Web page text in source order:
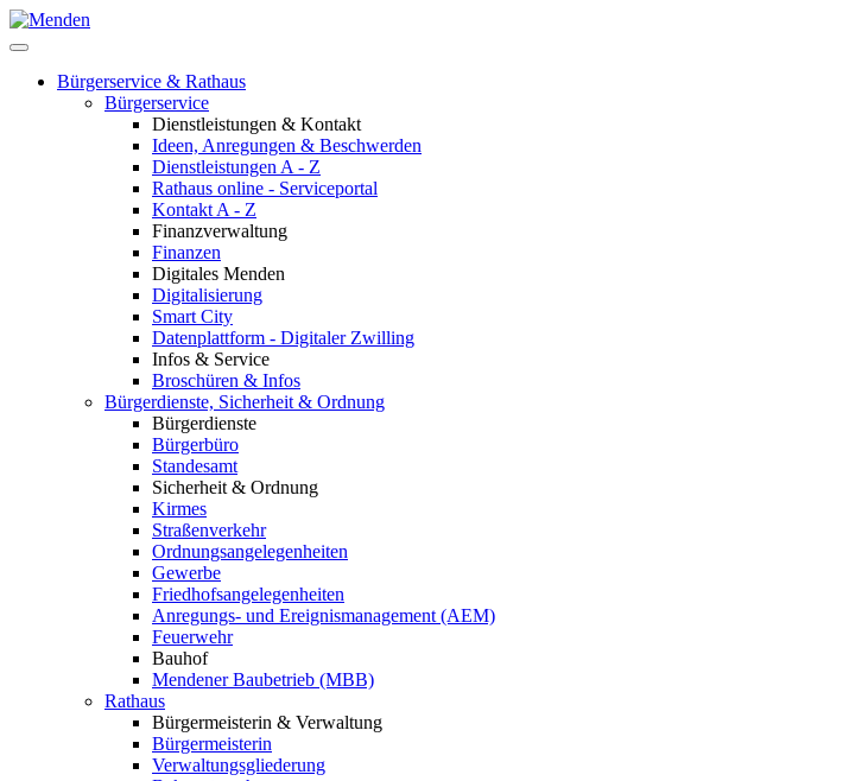
Bürgerservice & Rathaus
Bürgerservice
Dienstleistungen & Kontakt
Ideen, Anregungen & Beschwerden
Dienstleistungen A - Z
Rathaus online - Serviceportal
Kontakt A - Z
Finanzverwaltung
Finanzen
Digitales Menden
Digitalisierung
Smart City
Datenplattform - Digitaler Zwilling
Infos & Service
Broschüren & Infos
Bürgerdienste, Sicherheit & Ordnung
Bürgerdienste
Bürgerbüro
Standesamt
Sicherheit & Ordnung
Kirmes
Straßenverkehr
Ordnungsangelegenheiten
Gewerbe
Friedhofsangelegenheiten
Anregungs- und Ereignismanagement (AEM)
Feuerwehr
Bauhof
Mendener Baubetrieb (MBB)
Rathaus
Bürgermeisterin & Verwaltung
Bürgermeisterin
Verwaltungsgliederung